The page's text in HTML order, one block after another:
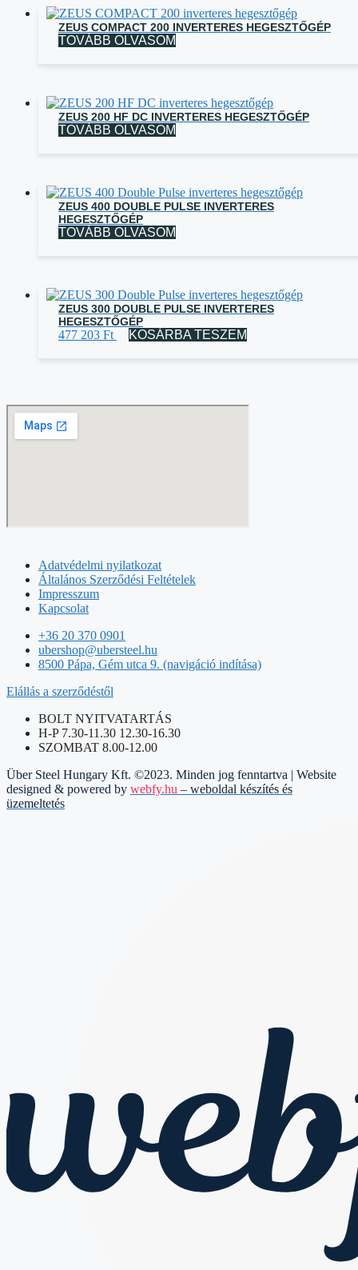
ZEUS COMPACT 200 INVERTERES HEGESZTŐGÉP
TOVÁBB OLVASOM
ZEUS 200 HF DC INVERTERES HEGESZTŐGÉP
TOVÁBB OLVASOM
ZEUS 400 DOUBLE PULSE INVERTERES
HEGESZTŐGÉP
TOVÁBB OLVASOM
ZEUS 300 DOUBLE PULSE INVERTERES
HEGESZTŐGÉP
477 203 Ft KOSÁRBA TESZEM
Adatvédelmi nyilatkozat
Általános Szerződési Feltételek
Impresszum
Kapcsolat
+36 20 370 0901
ubershop@ubersteel.hu
8500 Pápa, Gém utca 9. (navigáció indítása)
Elállás a szerződéstől
BOLT NYITVATARTÁS
H-P 7.30-11.30 12.30-16.30
SZOMBAT 8.00-12.00
Über Steel Hungary Kft. ©2023. Minden jog fenntartva | Website
designed & powered by webfy.hu – weboldal készítés és
üzemeltetés